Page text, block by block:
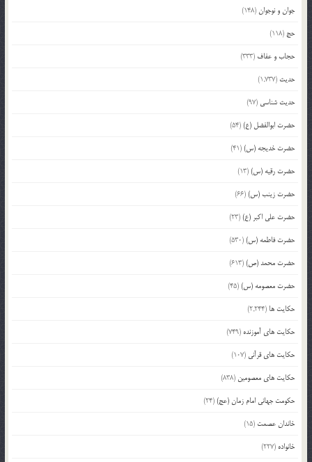
جوان و نوجوان(148)
حج (118)
حجاب و عفاف (333)
حدیث (1,737)
حدیث شناسی (97)
حضرت ابوالفضل (ع)(54)
حضرت خدیجه (س)(41)
حضرت رقیه (س)(13)
حضرت زینب (س)(66)
حضرت علی اکبر (ع)(23)
حضرت فاطمه (س)(530)
حضرت محمد (ص)(613)
حضرت معصومه (س)(45)
حکایت ها (2,244)
حکایت های آموزنده (749)
حکایت های قرآنی (107)
حکایت های معصومین (838)
حکومت جهانی امام زمان (عج)(24)
خاندان عصمت (15)
خانواده (227)